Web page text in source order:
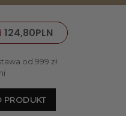
124,80PLN
od 999 zł
PRODUKT